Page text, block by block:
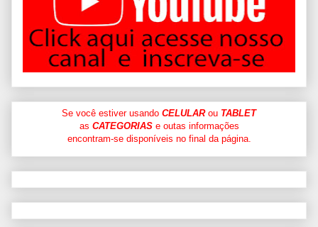
Se você estiver usando CELULARou TABLET
as CATEGORIASe outas informações
encontram-se disponíveis no final da página.